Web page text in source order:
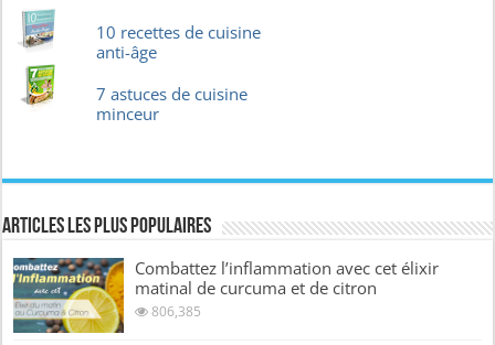
10 recettes de cuisine
anti-âge
7 astuces de cuisine
minceur
Articles les plus Populaires
Combattez l’inflammation avec cet élixir
matinal de curcuma et de citron
806,385